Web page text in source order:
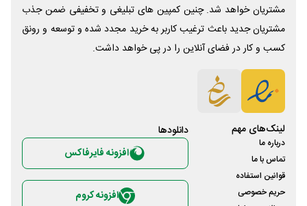
مشتریان خواهد شد. چنین کمپین های تبلیغی و تخفیفی ضمن جذب
مشتریان جدید باعث ترغیب کاربر به خرید مجدد شده و توسعه و رونق
کسب و کار در فضای آنلاین را در پی خواهد داشت.
لینک‌های مهم
درباره ما
تماس با ما
قوانین استفاده
حریم خصوصی
دانلود‌ها
افزونه فایرفاکس
افزونه کروم